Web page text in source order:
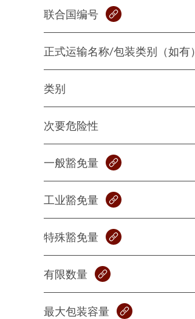
联合国编号
正式运输名称/包装类别（如有）
类别
次要危险性
一般豁免量
工业豁免量
特殊豁免量
有限数量
最大包装容量